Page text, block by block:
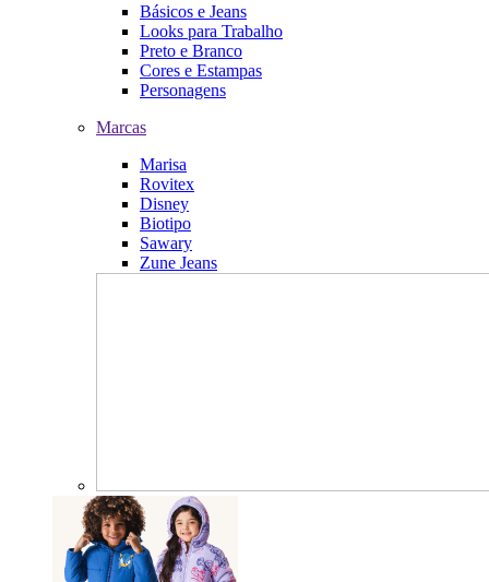
Básicos e Jeans
Looks para Trabalho
Preto e Branco
Cores e Estampas
Personagens
Marcas
Marisa
Rovitex
Disney
Biotipo
Sawary
Zune Jeans